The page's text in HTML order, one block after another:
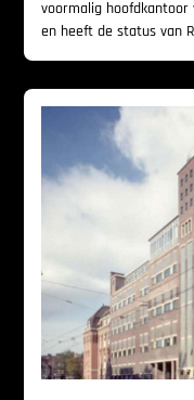
voormalig hoofdkantoor
en heeft de status van